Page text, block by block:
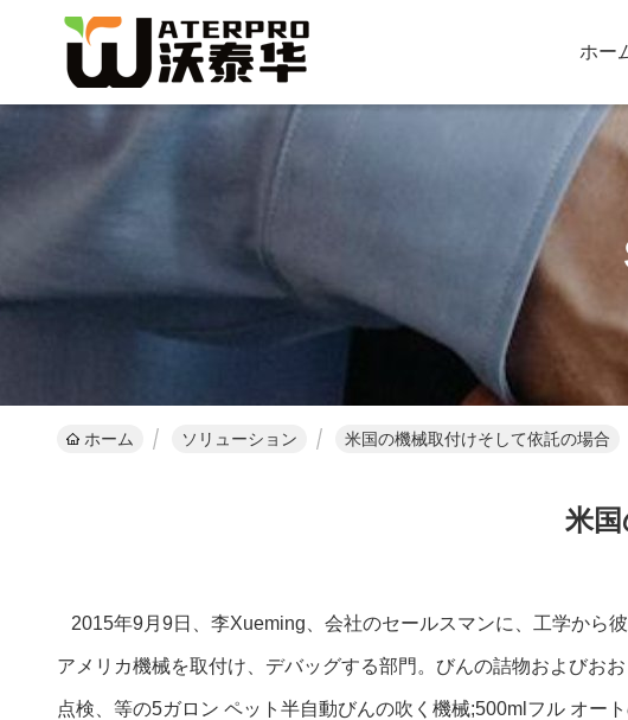
ホー
ホーム ソリューション 米国の機械取付けそして依託の場合
米
2015年9月9日、李Xueming、会社のセールスマンに、工学から
アメリカ機械を取付け、デバッグする部門。びんの詰物およびお
点検、等の5ガロン ペット半自動びんの吹く機械;500mlフル オー